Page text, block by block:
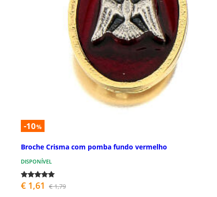
-10%
Broche Crisma com pomba fundo vermelho
DISPONÍVEL
€ 1,61 € 1,79